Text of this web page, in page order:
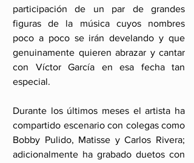
participación de un par de grandes
figuras de la música cuyos nombres
poco a poco se irán develando y que
genuinamente quieren abrazar y cantar
con Víctor García en esa fecha tan
especial.
Durante los últimos meses el artista ha
compartido escenario con colegas como
Bobby Pulido, Matisse y Carlos Rivera;
adicionalmente ha grabado duetos con